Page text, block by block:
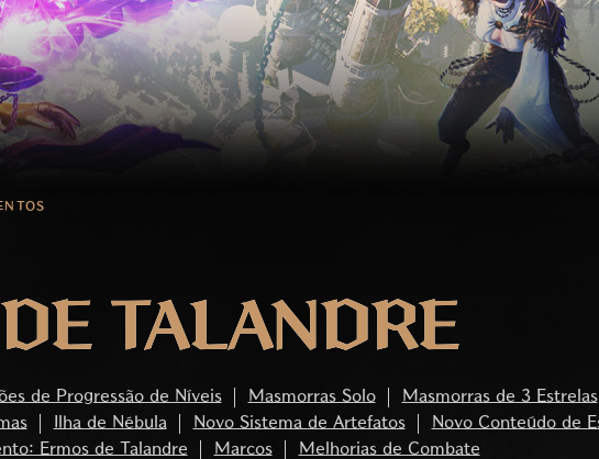
TALANDRE
de Progressão de Níveis Masmorras Solo
Masmorras de 3 Estrelas
Ilha de Nébula Novo Sistema de Artefatos
Novo Conteúdo de
Ermos de Talandre Marcos Melhorias de Combate